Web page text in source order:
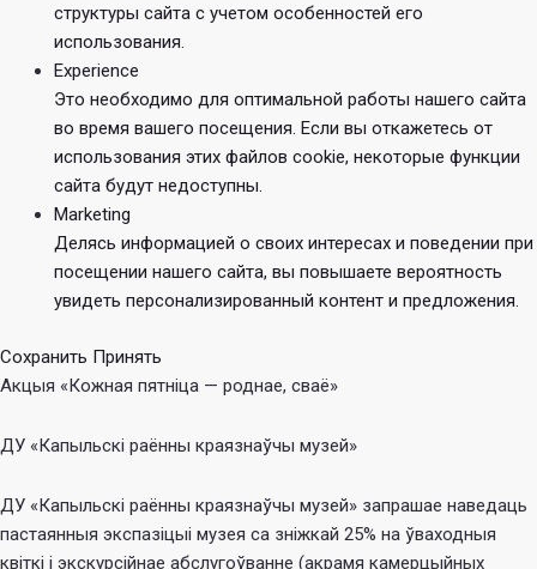
структуры сайта с учетом особенностей его
использования.
Experience
Это необходимо для оптимальной работы нашего сайта
во время вашего посещения. Если вы откажетесь от
использования этих файлов cookie, некоторые функции
сайта будут недоступны.
Marketing
Делясь информацией о своих интересах и поведении при
посещении нашего сайта, вы повышаете вероятность
увидеть персонализированный контент и предложения.
Сохранить Принять
Акцыя «Кожная пятніца — роднае, сваё»
ДУ «Капыльскі раённы краязнаўчы музей»
ДУ «Капыльскі раённы краязнаўчы музей» запрашае наведаць
пастаянныя экспазіцыі музея са зніжкай 25% на ўваходныя
квіткі і экскурсійнае абслугоўванне (акрамя камерцыйных